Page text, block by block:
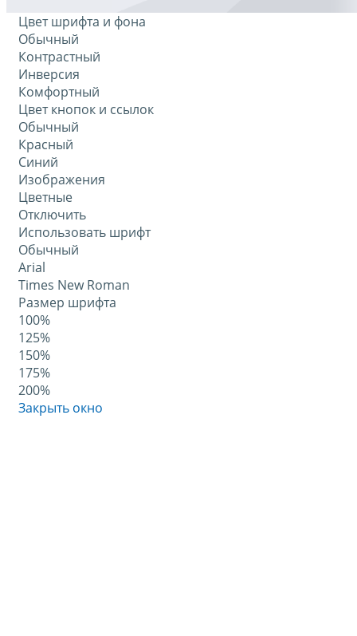
Цвет шрифта и фона
Обычный
Контрастный
Инверсия
Комфортный
Цвет кнопок и ссылок
Обычный
Красный
Синий
Изображения
Цветные
Отключить
Использовать шрифт
Обычный
Arial
Times New Roman
Размер шрифта
100%
125%
150%
175%
200%
Закрыть окно